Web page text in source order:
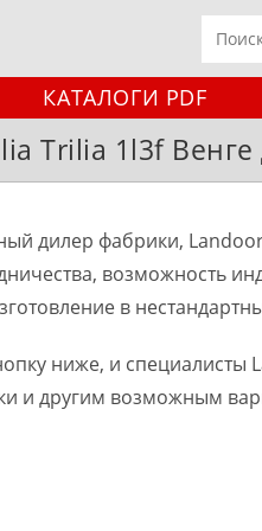
КАТАЛОГИ PDF
Trilia 1l3f Венге
дилер фабрики,
возможность
в
ниже, и
и другим возможным